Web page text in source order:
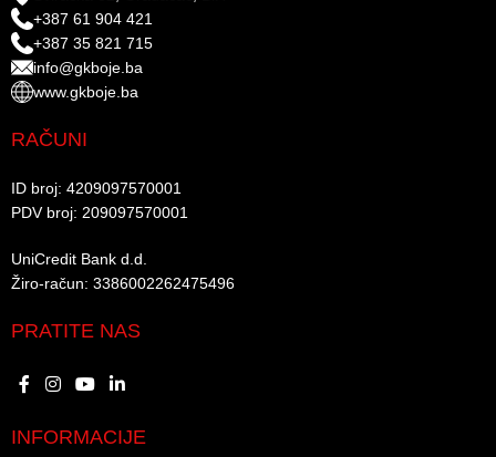
+387 61 904 421
+387 35 821 715
info@gkboje.ba
www.gkboje.ba
RAČUNI
ID broj: 4209097570001​
PDV broj: 209097570001 ​
UniCredit Bank d.d.​
Žiro-račun: 3386002262475496​​
PRATITE NAS
INFORMACIJE